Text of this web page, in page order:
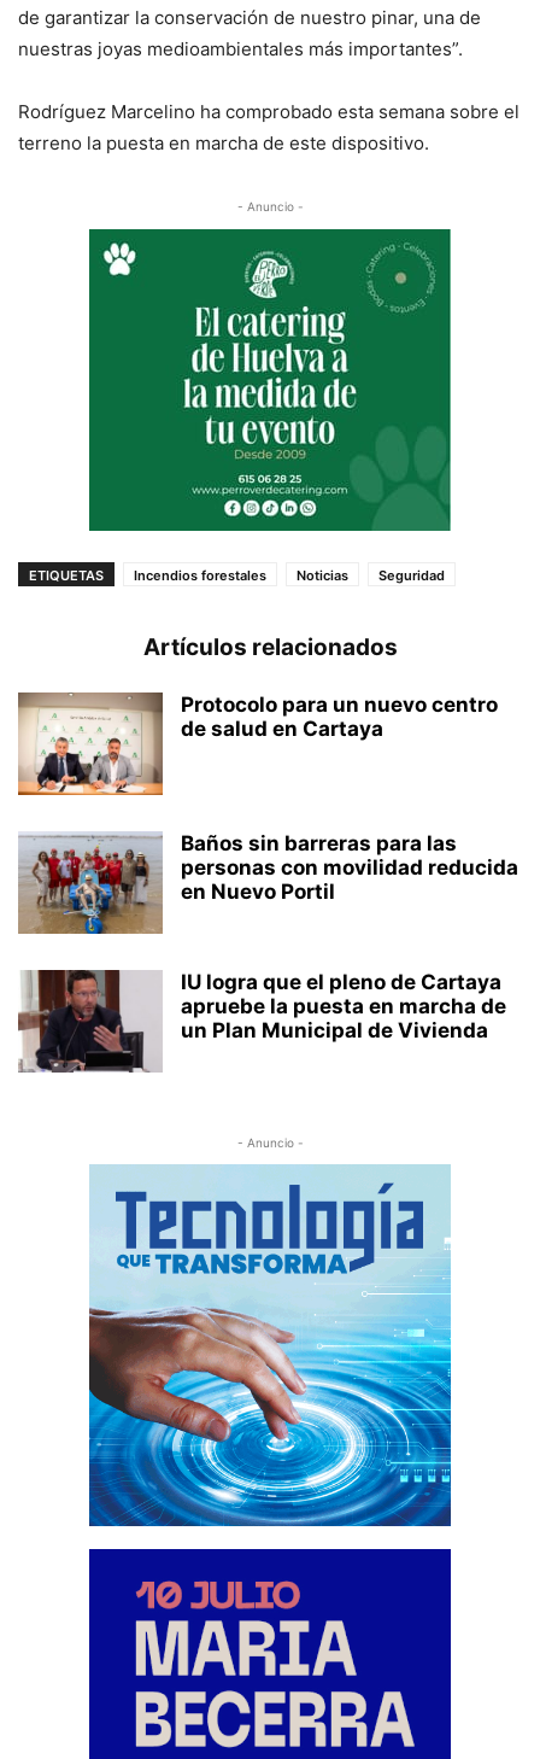
de garantizar la conservación de nuestro pinar, una de
nuestras joyas medioambientales más importantes”.
Rodríguez Marcelino ha comprobado esta semana sobre el
terreno la puesta en marcha de este dispositivo.
- Anuncio -
ETIQUETAS Incendios forestales Noticias Seguridad
Artículos relacionados
Protocolo para un nuevo centro
de salud en Cartaya
Baños sin barreras para las
personas con movilidad reducida
en Nuevo Portil
IU logra que el pleno de Cartaya
apruebe la puesta en marcha de
un Plan Municipal de Vivienda
- Anuncio -